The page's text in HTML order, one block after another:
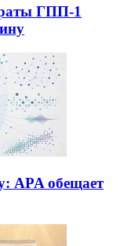
ГПП-1
APA обещает